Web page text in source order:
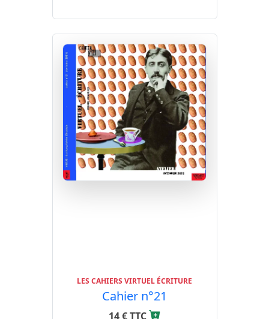
LES CAHIERS VIRTUEL ÉCRITURE
Cahier n°21
14 € TTC